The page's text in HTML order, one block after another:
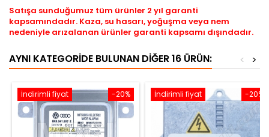
Satışa sunduğumuz tüm ürünler 2 yıl garanti
kapsamındadır. Kaza, su hasarı, yoğuşma veya nem
nedeniyle arızalanan ürünler garanti kapsamı dışındadır.
AYNI KATEGORIDE BULUNAN DIĞER 16 ÜRÜN: >
<
-20%
İndirimli fiyat -20%
İndirimli fiyat